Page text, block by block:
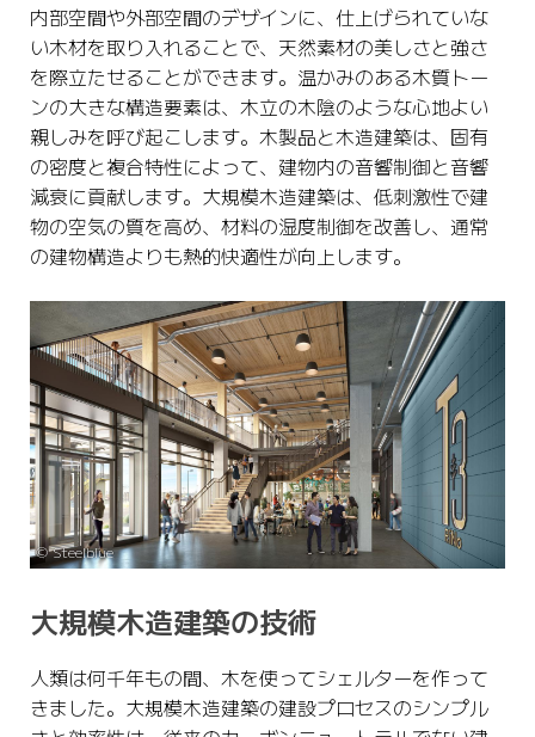
内部空間や外部空間のデザインに、仕上げられていな
い木材を取り入れることで、天然素材の美しさと強さ
を際立たせることができます。温かみのある木質トー
ンの大きな構造要素は、木立の木陰のような心地よい
親しみを呼び起こします。木製品と木造建築は、固有
の密度と複合特性によって、建物内の音響制御と音響
減衰に貢献します。大規模木造建築は、低刺激性で建
物の空気の質を高め、材料の湿度制御を改善し、通常
の建物構造よりも熱的快適性が向上します。
©️ Steelblue
大規模木造建築の技術
人類は何千年もの間、木を使ってシェルターを作って
きました。大規模木造建築の建設プロセスのシンプル